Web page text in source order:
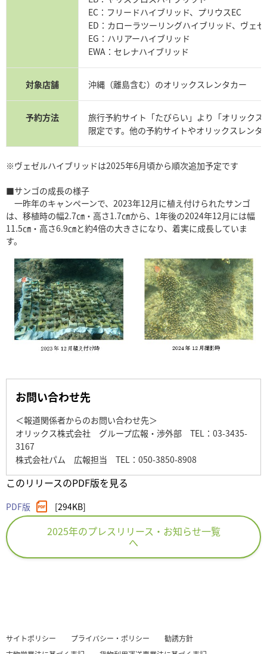
EC：フリードハイブリッド、プリウスEC
ED：カローラツーリングハイブリッド、ヴェ
EG：ハリアーハイブリッド
EWA：セレナハイブリッド
対象店舗 沖縄（離島含む）のオリックスレンタカー
予約方法
旅行予約サイト「たびらい」より「オリック
限定です。他の予約サイトやオリックスレン
※ヴェゼルハイブリッドは2025年6月頃から順次追加予定です
■サンゴの成長の様子
一昨年のキャンペーンで、2023年12月に植え付けられたサンゴ
は、移植時の幅2.7㎝・高さ1.7㎝から、1年後の2024年12月には幅
11.5㎝・高さ6.9㎝と約4倍の大きさになり、着実に成長していま
す。
お問い合わせ先
＜報道関係者からのお問い合わせ先＞
オリックス株式会社 グループ広報・渉外部 TEL：03-3435-
3167
株式会社パム 広報担当 TEL：050-3850-8908
このリリースのPDF版を見る
PDF版 [294KB]
2025年のプレスリリース・お知らせ一覧
へ
サイトポリシー プライバシー・ポリシー
勧誘方針